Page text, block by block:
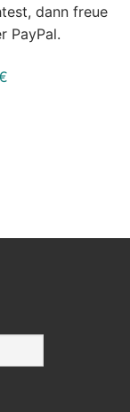
dann freue
PayPal.